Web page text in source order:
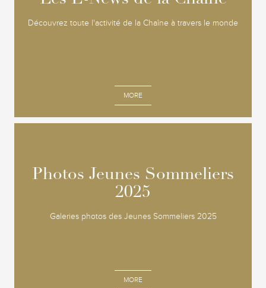
Découvrez toute l'activité de la Chaîne à travers le monde
MORE
Photos Jeunes Sommeliers
2025
Galeries photos des Jeunes Sommeliers 2025
MORE
Photos Jeunes Sommeliers
2025